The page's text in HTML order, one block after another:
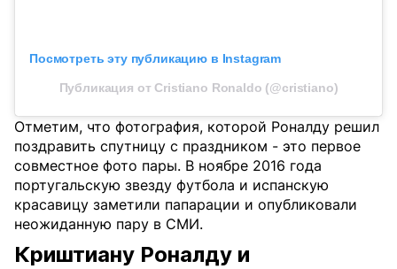
Посмотреть эту публикацию в Instagram
Публикация от Cristiano Ronaldo (@cristiano)
Отметим, что фотография, которой Роналду решил
поздравить спутницу с праздником - это первое
совместное фото пары. В ноябре 2016 года
португальскую звезду футбола и испанскую
красавицу заметили папарации и опубликовали
неожиданную пару в СМИ.
Криштиану Роналду и